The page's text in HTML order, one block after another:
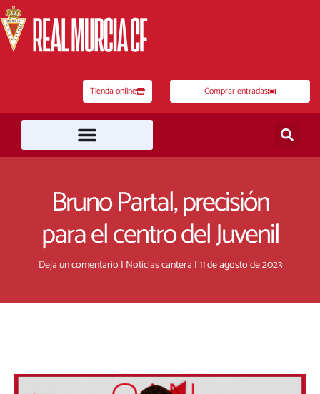
al
contenido
Tienda online Comprar entradas
Bruno Partal, precisión
para el centro del Juvenil
Deja un comentario | Noticias cantera |11 de agosto de 2023